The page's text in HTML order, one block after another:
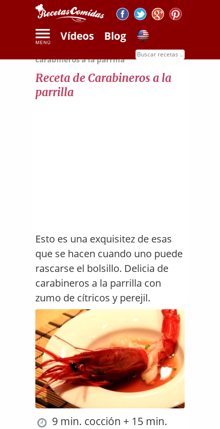
Vídeos Blog
Receta de
carabineros a la parrilla
Receta de Carabineros a la
parrilla
Esto es una exquisitez de esas
que se hacen cuando uno puede
rascarse el bolsillo. Delicia de
carabineros a la parrilla con
zumo de cítricos y perejil.
9 min. cocción + 15 min.